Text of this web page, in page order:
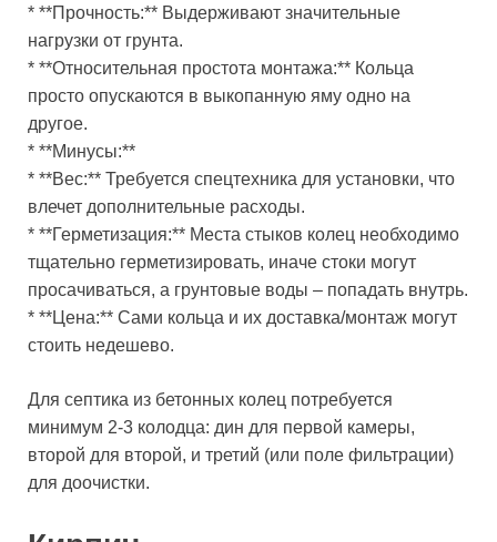
* **Прочность:** Выдерживают значительные
нагрузки от грунта.
* **Относительная простота монтажа:** Кольца
просто опускаются в выкопанную яму одно на
другое.
* **Минусы:**
* **Вес:** Требуется спецтехника для установки, что
влечет дополнительные расходы.
* **Герметизация:** Места стыков колец необходимо
тщательно герметизировать, иначе стоки могут
просачиваться, а грунтовые воды – попадать внутрь.
* **Цена:** Сами кольца и их доставка/монтаж могут
стоить недешево.
Для септика из бетонных колец потребуется
минимум 2-3 колодца: дин для первой камеры,
второй для второй, и третий (или поле фильтрации)
для доочистки.